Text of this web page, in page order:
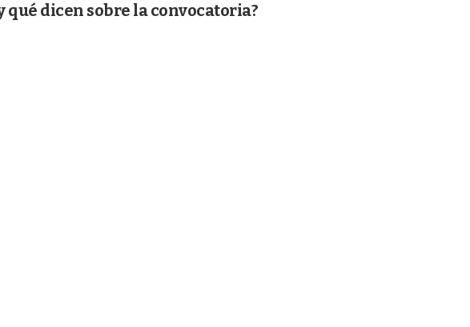
qué dicen sobre la convocatoria?